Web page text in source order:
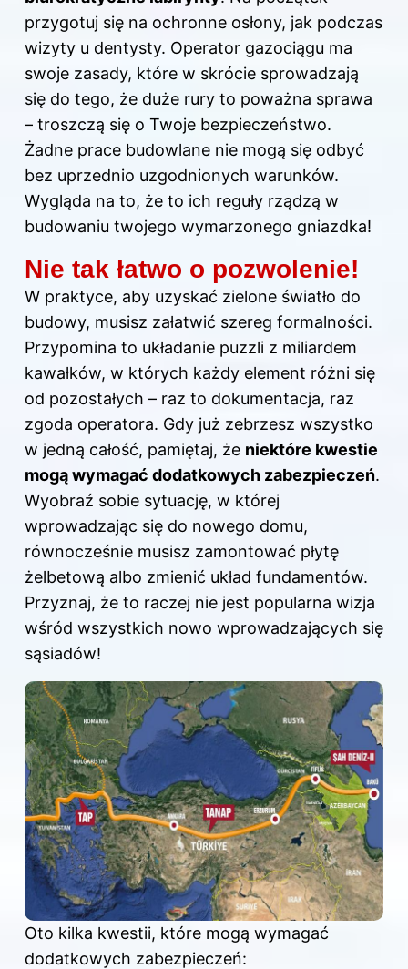
przygotuj się na ochronne osłony, jak podczas
wizyty u dentysty. Operator gazociągu ma
swoje zasady, które w skrócie sprowadzają
się do tego, że duże rury to poważna sprawa
– troszczą się o Twoje bezpieczeństwo.
Żadne prace budowlane nie mogą się odbyć
bez uprzednio uzgodnionych warunków.
Wygląda na to, że to ich reguły rządzą w
budowaniu twojego wymarzonego gniazdka!
Nie tak łatwo o pozwolenie!
W praktyce, aby uzyskać zielone światło do
budowy, musisz załatwić szereg formalności.
Przypomina to układanie puzzli z miliardem
kawałków, w których każdy element różni się
od pozostałych – raz to dokumentacja, raz
zgoda operatora. Gdy już zebrzesz wszystko
w jedną całość, pamiętaj, że niektóre kwestie
mogą wymagać dodatkowych zabezpieczeń.
Wyobraź sobie sytuację, w której
wprowadzając się do nowego domu,
równocześnie musisz zamontować płytę
żelbetową albo zmienić układ fundamentów.
Przyznaj, że to raczej nie jest popularna wizja
wśród wszystkich nowo wprowadzających się
sąsiadów!
Oto kilka kwestii, które mogą wymagać
dodatkowych zabezpieczeń: